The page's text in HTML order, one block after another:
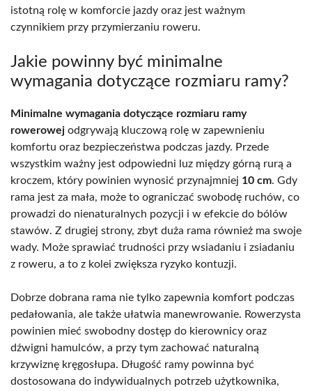
istotną rolę w komforcie jazdy oraz jest ważnym
czynnikiem przy przymierzaniu roweru.
Jakie powinny być minimalne
wymagania dotyczące rozmiaru ramy?
Minimalne wymagania dotyczące rozmiaru ramy
rowerowej odgrywają kluczową rolę w zapewnieniu
komfortu oraz bezpieczeństwa podczas jazdy. Przede
wszystkim ważny jest odpowiedni luz między górną rurą a
kroczem, który powinien wynosić przynajmniej 10 cm. Gdy
rama jest za mała, może to ograniczać swobodę ruchów, co
prowadzi do nienaturalnych pozycji i w efekcie do bólów
stawów. Z drugiej strony, zbyt duża rama również ma swoje
wady. Może sprawiać trudności przy wsiadaniu i zsiadaniu
z roweru, a to z kolei zwiększa ryzyko kontuzji.
Dobrze dobrana rama nie tylko zapewnia komfort podczas
pedałowania, ale także ułatwia manewrowanie. Rowerzysta
powinien mieć swobodny dostęp do kierownicy oraz
dźwigni hamulców, a przy tym zachować naturalną
krzywiznę kręgosłupa. Długość ramy powinna być
dostosowana do indywidualnych potrzeb użytkownika,